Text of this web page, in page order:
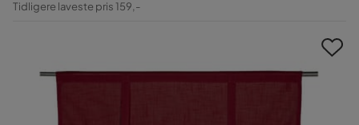
Tidligere laveste pris 159,-